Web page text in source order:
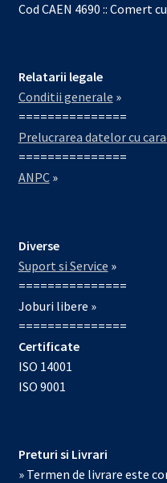
Cod CAEN 4690 :: Comert
Relatarii legale
Conditii generale »
===============
Prelucrarea datelor cu
===============
ANPC»
Diverse
Suport si Service »
===============
Joburi libere »
===============
Certificate
ISO 14001
ISO 9001
Preturi si Livrari
» Termen de livrare este